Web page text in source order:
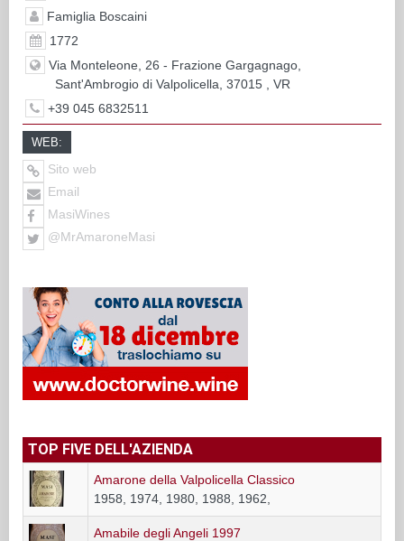
Famiglia Boscaini
1772
Via Monteleone, 26 - Frazione Gargagnago,
Sant'Ambrogio di Valpolicella, 37015 , VR
+39 045 6832511
WEB:
Sito web
Email
MasiWines
@MrAmaroneMasi
TOP FIVE DELL'AZIENDA
Amarone della Valpolicella Classico
1958, 1974, 1980, 1988, 1962,
Amabile degli Angeli 1997